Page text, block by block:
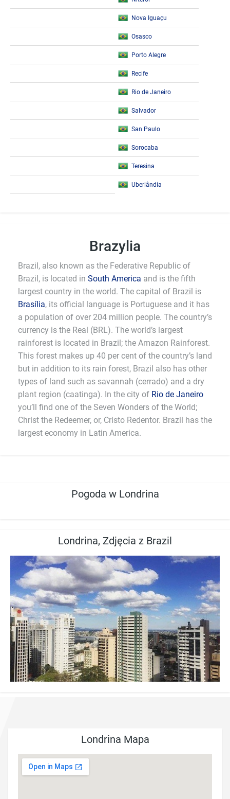
Nova Iguaçu
Osasco
Porto Alegre
Recife
Rio de Janeiro
Salvador
San Paulo
Sorocaba
Teresina
Uberlândia
Brazylia
Brazil, also known as the Federative Republic of
Brazil, is located in South America and is the fifth
largest country in the world. The capital of Brazil is
Brasília, its official language is Portuguese and it has
a population of over 204 million people. The country’s
currency is the Real (BRL). The world’s largest
rainforest is located in Brazil; the Amazon Rainforest.
This forest makes up 40 per cent of the country’s land
but in addition to its rain forest, Brazil also has other
types of land such as savannah (cerrado) and a dry
plant region (caatinga). In the city of Rio de Janeiro
you’ll find one of the Seven Wonders of the World;
Christ the Redeemer, or, Cristo Redentor. Brazil has the
largest economy in Latin America.
Pogoda w Londrina
Londrina, Zdjęcia z Brazil
Londrina Mapa